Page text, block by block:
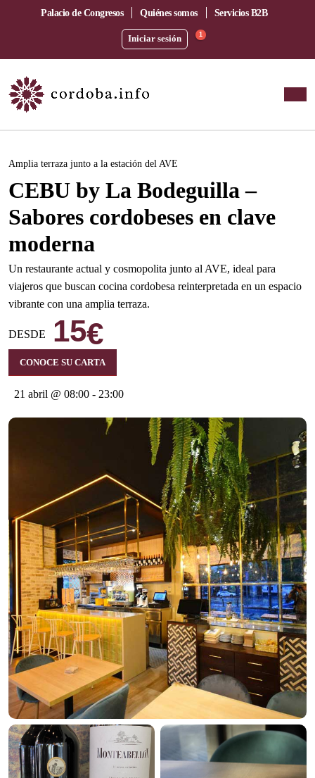
Palacio de Congresos Quiénes somos Servicios B2B
Iniciar sesión 1
Este evento ha pasado.
Amplia terraza junto a la estación del AVE
CEBU by La Bodeguilla –
Sabores cordobeses en clave
moderna
Un restaurante actual y cosmopolita junto al AVE, ideal para
viajeros que buscan cocina cordobesa reinterpretada en un espacio
vibrante con una amplia terraza.
DESDE 15€
CONOCE SU CARTA
21 abril @ 08:00 - 23:00